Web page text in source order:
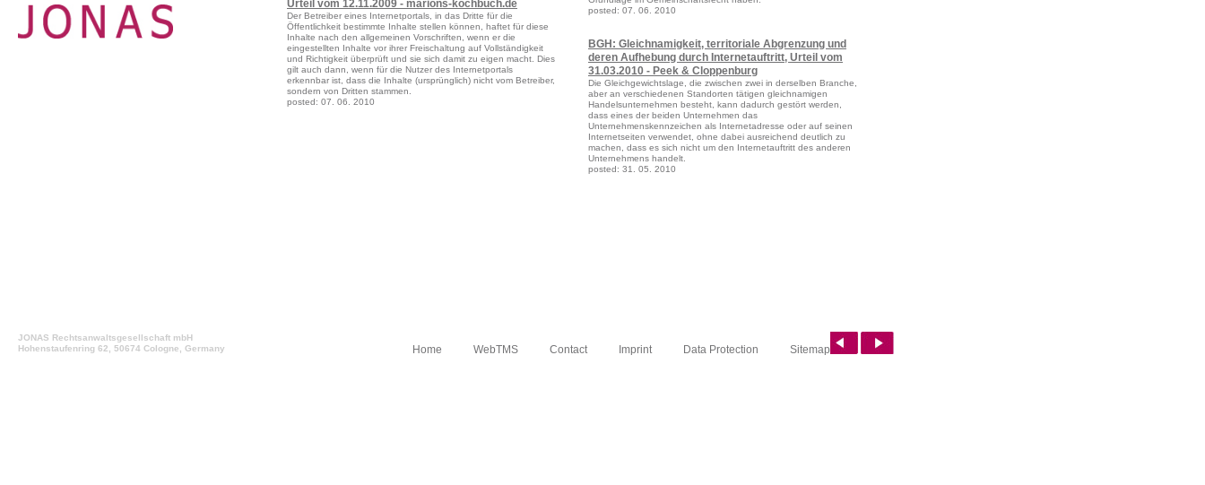
Urteil vom 12.11.2009 - marions-kochbuch.de
Der Betreiber eines Internetportals, in das Dritte für die
Öffentlichkeit bestimmte Inhalte stellen können, haftet für diese
Inhalte nach den allgemeinen Vorschriften, wenn er die
eingestellten Inhalte vor ihrer Freischaltung auf Vollständigkeit
und Richtigkeit überprüft und sie sich damit zu eigen macht. Dies
gilt auch dann, wenn für die Nutzer des Internetportals
erkennbar ist, dass die Inhalte (ursprünglich) nicht vom Betreiber,
sondern von Dritten stammen.
posted: 07. 06. 2010
posted: 07. 06. 2010
BGH: Gleichnamigkeit, territoriale Abgrenzung und
deren Aufhebung durch Internetauftritt, Urteil vom
31.03.2010 - Peek & Cloppenburg
Die Gleichgewichtslage, die zwischen zwei in derselben Branche,
aber an verschiedenen Standorten tätigen gleichnamigen
Handelsunternehmen besteht, kann dadurch gestört werden,
dass eines der beiden Unternehmen das
Unternehmenskennzeichen als Internetadresse oder auf seinen
Internetseiten verwendet, ohne dabei ausreichend deutlich zu
machen, dass es sich nicht um den Internetauftritt des anderen
Unternehmens handelt.
posted: 31. 05. 2010
JONAS Rechtsanwaltsgesellschaft mbH
Hohenstaufenring 62, 50674 Cologne, Germany
Home WebTMS Contact Imprint Data Protection Sitemap